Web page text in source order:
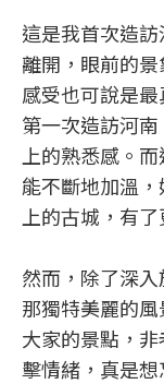
這是我首次造
離開，眼前的
感受也可說是
第一次造訪河
上的熟悉感。
能不斷地加溫
上的古城，有
然而，除了深
那獨特美麗的
大家的景點，
擊情緒，真是